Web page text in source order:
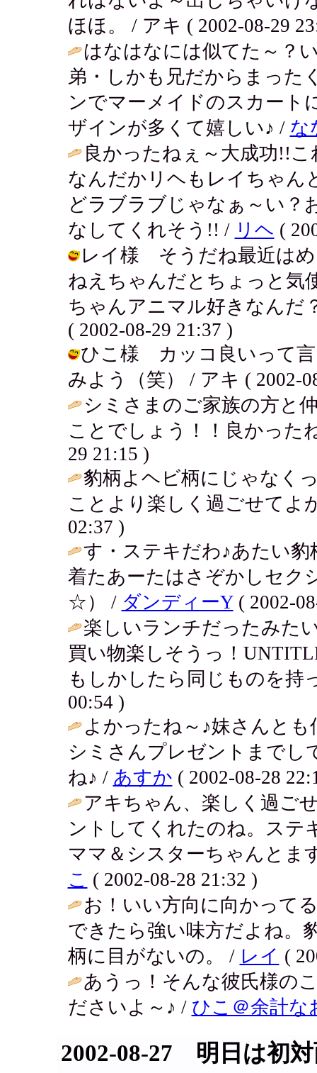
ほほ。 / アキ ( 2002-08-29
はなはなには似てた～？
弟・しかも兄だからまった
ンでマーメイドのスカート
ザインが多くて嬉しい♪ / な
良かったねぇ～大成功!!
なんだかリヘもレイちゃん
どラブラブじゃなぁ～い？
なしてくれそう!! / リヘ (
レイ様 そうだね最近はめ
ねえちゃんだとちょっと気
ちゃんアニマル好きなんだ
( 2002-08-29 21:37 )
ひこ様 カッコ良いって言
みよう（笑） / アキ ( 2002-
シミさまのご家族の方と
ことでしょう！！良かった
29 21:15 )
豹柄よヘビ柄にじゃなく
ことより楽しく過ごせてよ
02:37 )
す・ステキだわ♪あたい
着たあーたはさぞかしセク
☆） / ダンディーY( 2002-
楽しいランチだったみた
買い物楽しそうっ！
もしかしたら同じものを持
00:54 )
よかったね～♪妹さんと
シミさんプレゼントまでし
ね♪ / あすか ( 2002-08-28
アキちゃん、楽しく過ご
ントしてくれたのね。ステ
ママ＆シスターちゃんとま
こ ( 2002-08-28 21:32 )
お！いい方向に向かって
できたら強い味方だよね。
柄に目がないの。 / レイ (
あうっ！そんな彼氏様の
ださいよ～♪ / ひこ＠余計な
2002-08-27 明日は初